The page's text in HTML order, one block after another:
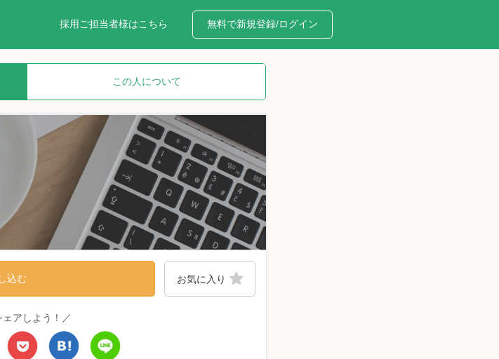
無料で新規登録/ログイン
採用ご担当者様はこちら
この人について
込む お気に入り
ェアしよう！／